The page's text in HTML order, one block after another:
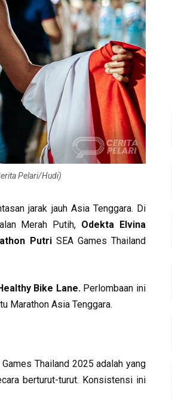
Pelari/Hudi)
jarak jauh Asia Tenggara. Di
Merah Putih, Odekta Elvina
PutriSEA Games Thailand
Bike Lane. Perlombaan ini
Marathon Asia Tenggara.
Thailand 2025 adalah yang
berturut-turut. Konsistensi ini